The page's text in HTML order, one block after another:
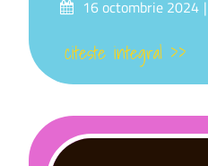
16 octombrie 2024
citeste integral >>